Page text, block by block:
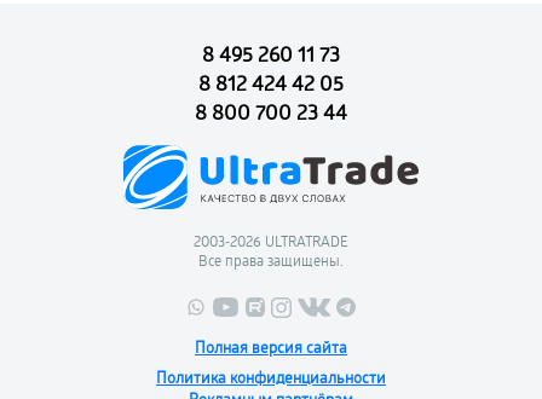
8 495 260 11 73
8 812 424 42 05
8 800 700 23 44
2003-2026 ULTRATRADE
Все права защищены.
Полная версия сайта
Политика конфиденциальности